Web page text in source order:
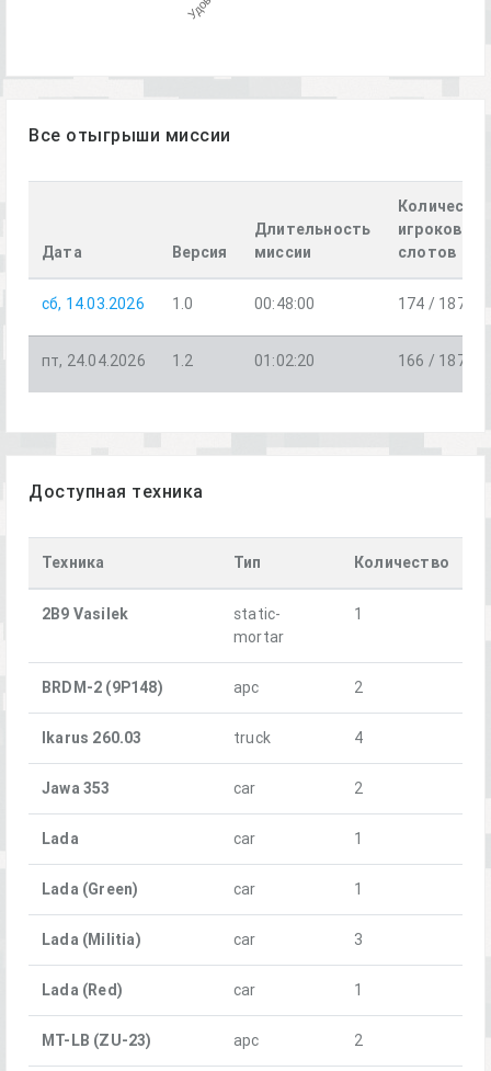
Все отыгрыши миссии
Дата Версия
Длительность
миссии
игроков /
слотов
сб, 14.03.2026 1.0 00:48:00 174 / 187
пт, 24.04.2026 1.2 01:02:20 166 / 187
Доступная техника
Техника Тип Количество
2B9 Vasilek
static-
mortar
1
BRDM-2 (9P148) apc 2
Ikarus 260.03 truck 4
Jawa 353 car 2
Lada car 1
Lada (Green) car 1
Lada (Militia) car 3
Lada (Red) car 1
MT-LB (ZU-23) apc 2